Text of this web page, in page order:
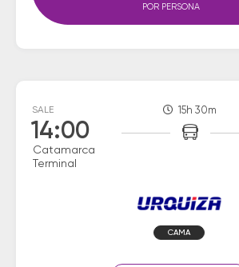
POR PERSONA
SALE
14:00
Catamarca
Terminal
15h 30m
CAMA